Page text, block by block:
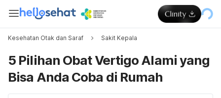
Kesehatan Otak dan Saraf Sakit Kepala
5 Pilihan Obat Vertigo Alami yang
Bisa Anda Coba di Rumah